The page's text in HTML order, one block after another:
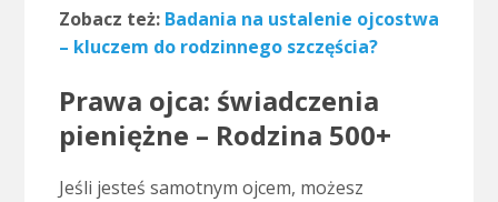
Zobacz też: Badania na ustalenie ojcostwa
– kluczem do rodzinnego szczęścia?
Prawa ojca: świadczenia
pieniężne – Rodzina 500+
Jeśli jesteś samotnym ojcem, możesz